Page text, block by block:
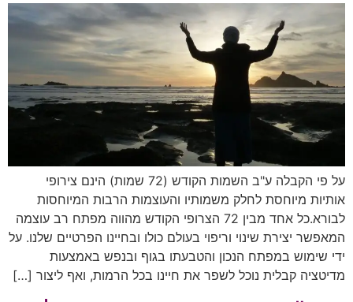
על פי הקבלה ע"ב השמות הקודש (72 שמות) הינם צירופי
אותיות מיוחסת לחלק משמותיו והעוצמות הרבות המיוחסות
לבורא.כל אחד מבין 72 הצרופי הקודש מהווה מפתח רב עוצמה
המאפשר יצירת שינוי וריפוי בעולם כולו ובחיינו הפרטיים שלנו. על
ידי שימוש במפתח הנכון והטבעתו בגוף ובנפש באמצעות
מדיטציה קבלית נוכל לשפר את חיינו בכל הרמות, ואף ליצור […]